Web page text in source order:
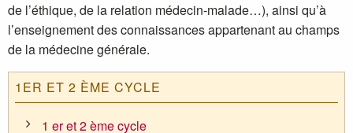
de l’éthique, de la relation médecin-malade…), ainsi qu’à
l’enseignement des connaissances appartenant au champs
de la médecine générale.
1ER ET 2 ÈME CYCLE
1 er et 2 ème cycle